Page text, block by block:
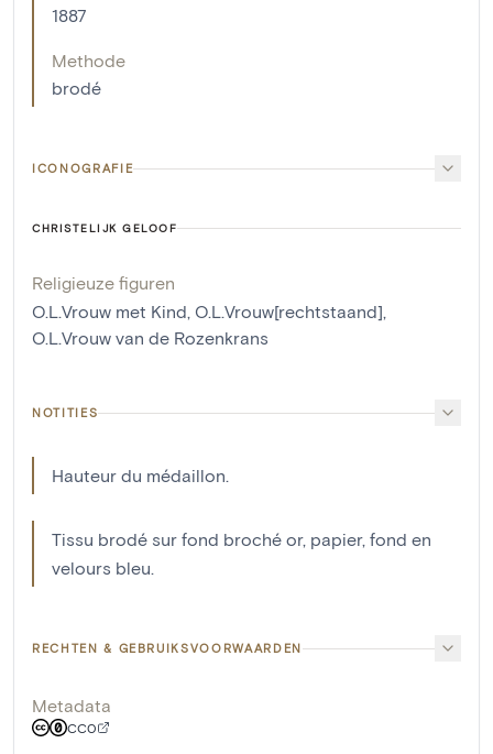
1887
Methode
brodé
ICONOGRAFIE
CHRISTELIJK GELOOF
Religieuze figuren
O.L.Vrouw met Kind, O.L.Vrouw[rechtstaand],
O.L.Vrouw van de Rozenkrans
NOTITIES
Hauteur du médaillon.
Tissu brodé sur fond broché or, papier, fond en
velours bleu.
RECHTEN & GEBRUIKSVOORWAARDEN
Metadata
CC0